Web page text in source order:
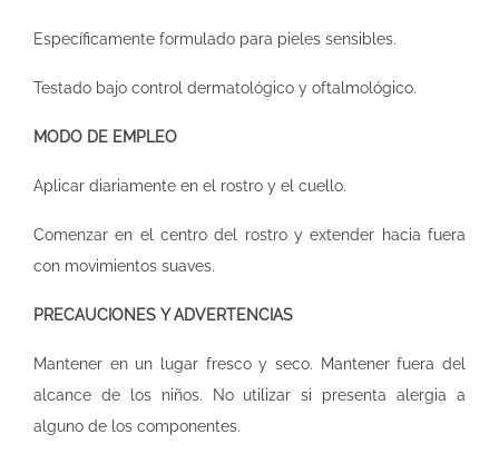
Específicamente formulado para pieles sensibles.
Testado bajo control dermatológico y oftalmológico.
MODO DE EMPLEO
Aplicar diariamente en el rostro y el cuello.
Comenzar en el centro del rostro y extender hacia fuera
con movimientos suaves.
PRECAUCIONES Y ADVERTENCIAS
Mantener en un lugar fresco y seco. Mantener fuera del
alcance de los niños. No utilizar si presenta alergia a
alguno de los componentes.